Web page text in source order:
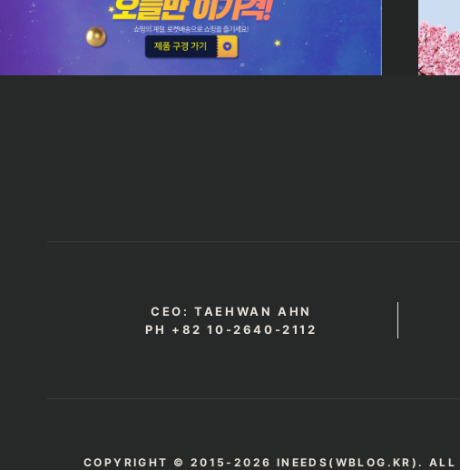
CEO: TAEHWAN AHN
PH +82 10-2640-2112
COPYRIGHT © 2015-2026 INEEDS(WBLOG.KR). ALL